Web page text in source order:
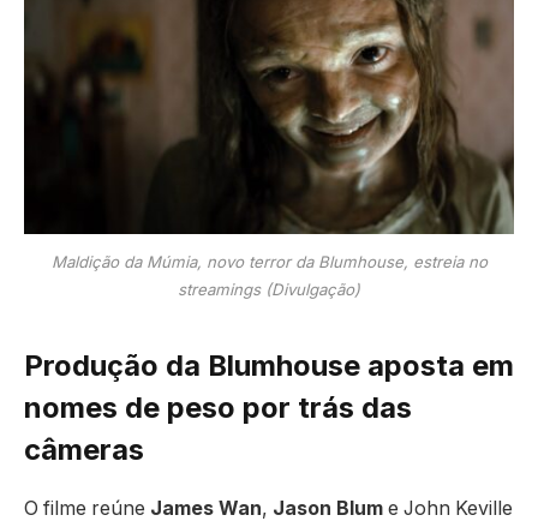
Maldição da Múmia, novo terror da Blumhouse, estreia no
streamings (Divulgação)
Produção da Blumhouse aposta em
nomes de peso por trás das
câmeras
O filme reúne James Wan, Jason Blum e John Keville